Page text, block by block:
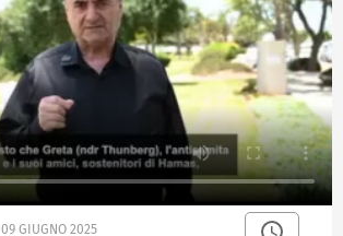
09 GIUGNO 2025